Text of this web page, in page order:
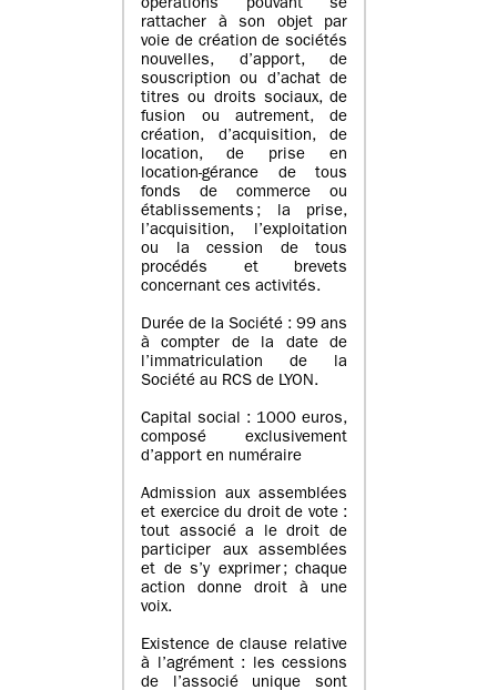
opérations pouvant se
rattacher à son objet par
voie de création de sociétés
nouvelles, d’apport, de
souscription ou d’achat de
titres ou droits sociaux, de
fusion ou autrement, de
création, d’acquisition, de
location, de prise en
location-gérance de tous
fonds de commerce ou
établissements ; la prise,
l’acquisition, l’exploitation
ou la cession de tous
procédés et brevets
concernant ces activités.
Durée de la Société : 99 ans
à compter de la date de
l’immatriculation de la
Société au RCS de LYON.
Capital social : 1000 euros,
composé exclusivement
d’apport en numéraire
Admission aux assemblées
et exercice du droit de vote :
tout associé a le droit de
participer aux assemblées
et de s’y exprimer ; chaque
action donne droit à une
voix.
Existence de clause relative
à l’agrément : les cessions
de l’associé unique sont